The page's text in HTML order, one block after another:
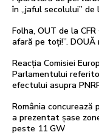
în „jaful secolului” de
Folha, OUT de la
afară pe toți!”.
Reacția Comisiei
Parlamentului
efectului asupra
România concurează
a prezentat șase
peste 11 GW